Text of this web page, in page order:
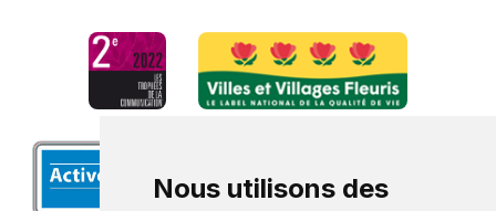
Nous utilisons des